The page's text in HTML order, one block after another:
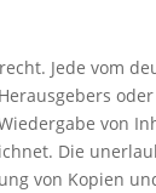
Jede vom
von
Die
von Kopien